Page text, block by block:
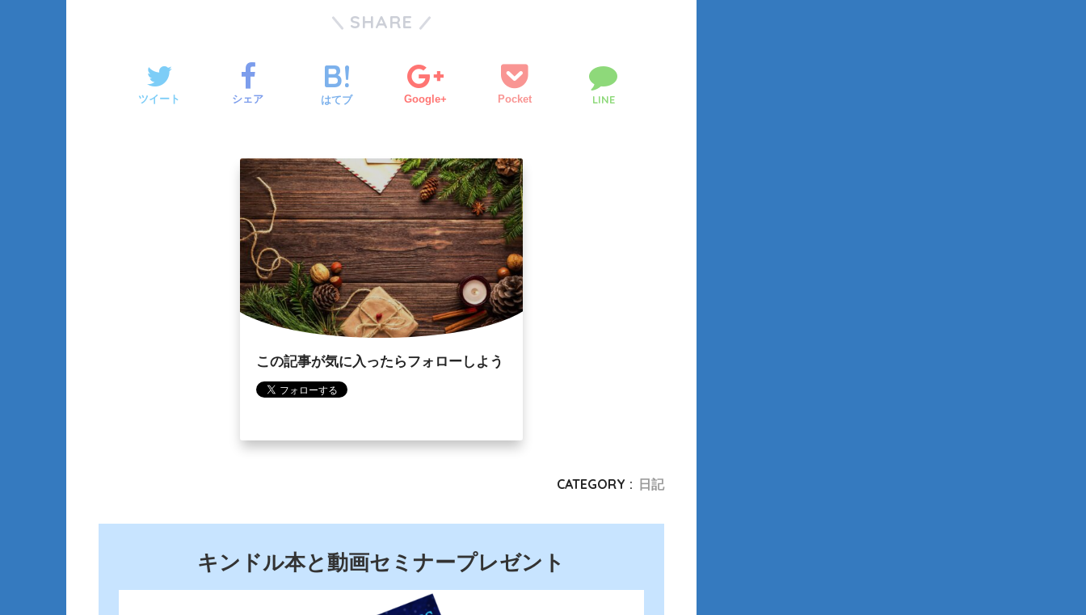
SHARE
ツイート シェア はてブ Google+ Pocket LINE
この記事が気に入ったらフォローしよう
CATEGORY : 日記
キンドル本と動画セミナープレゼント